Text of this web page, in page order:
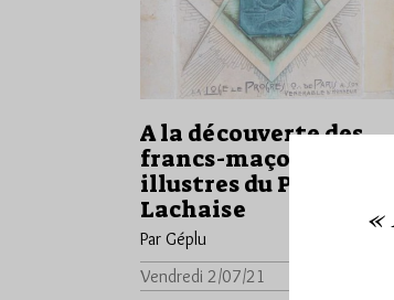
A la découverte des
francs-maçons
illustres du Père-
Lachaise
Par Géplu
Vendredi 2/07/21
«